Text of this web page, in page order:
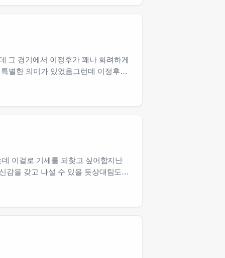
그 경기에서 이정후가 꽤나 화려하게
별한 의미가 있었음그런데 이정후는
이걸로 기세를 되찾고 싶어함지난
감을 갖고 나설 수 있을 듯상대팀도…